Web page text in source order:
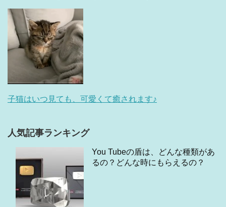
子猫はいつ見ても、可愛くて癒されます♪
人気記事ランキング
You Tubeの盾は、どんな種類があ
るの？どんな時にもらえるの？